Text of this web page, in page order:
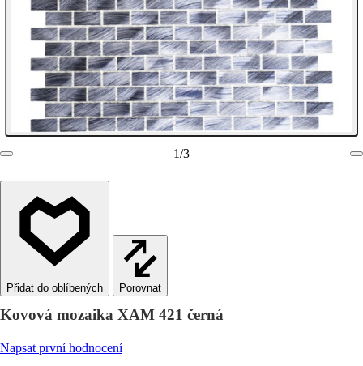
1/3
Porovnat
Kovová mozaika XAM 421 černá
Napsat první hodnocení